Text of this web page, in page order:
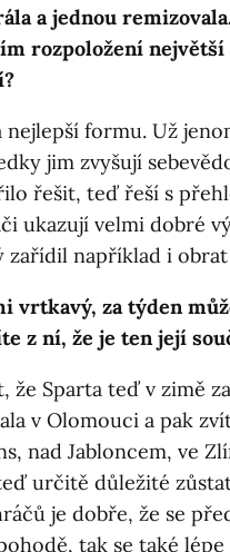
a jednou
rozpoložení
nejlepší formu. Už
jim zvyšují
řešit, teď řeší s
ukazují velmi dobré
například i
vrtkavý, za týden
z ní, že je ten její
že Sparta teď v zimě
v Olomouci a pak
nad Jabloncem, ve
určitě důležité
je dobře, že se
tak se také